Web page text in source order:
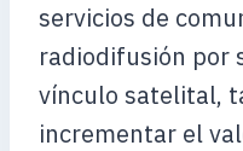
servicios de
radiodifusión por
vínculo satelital,
incrementar el